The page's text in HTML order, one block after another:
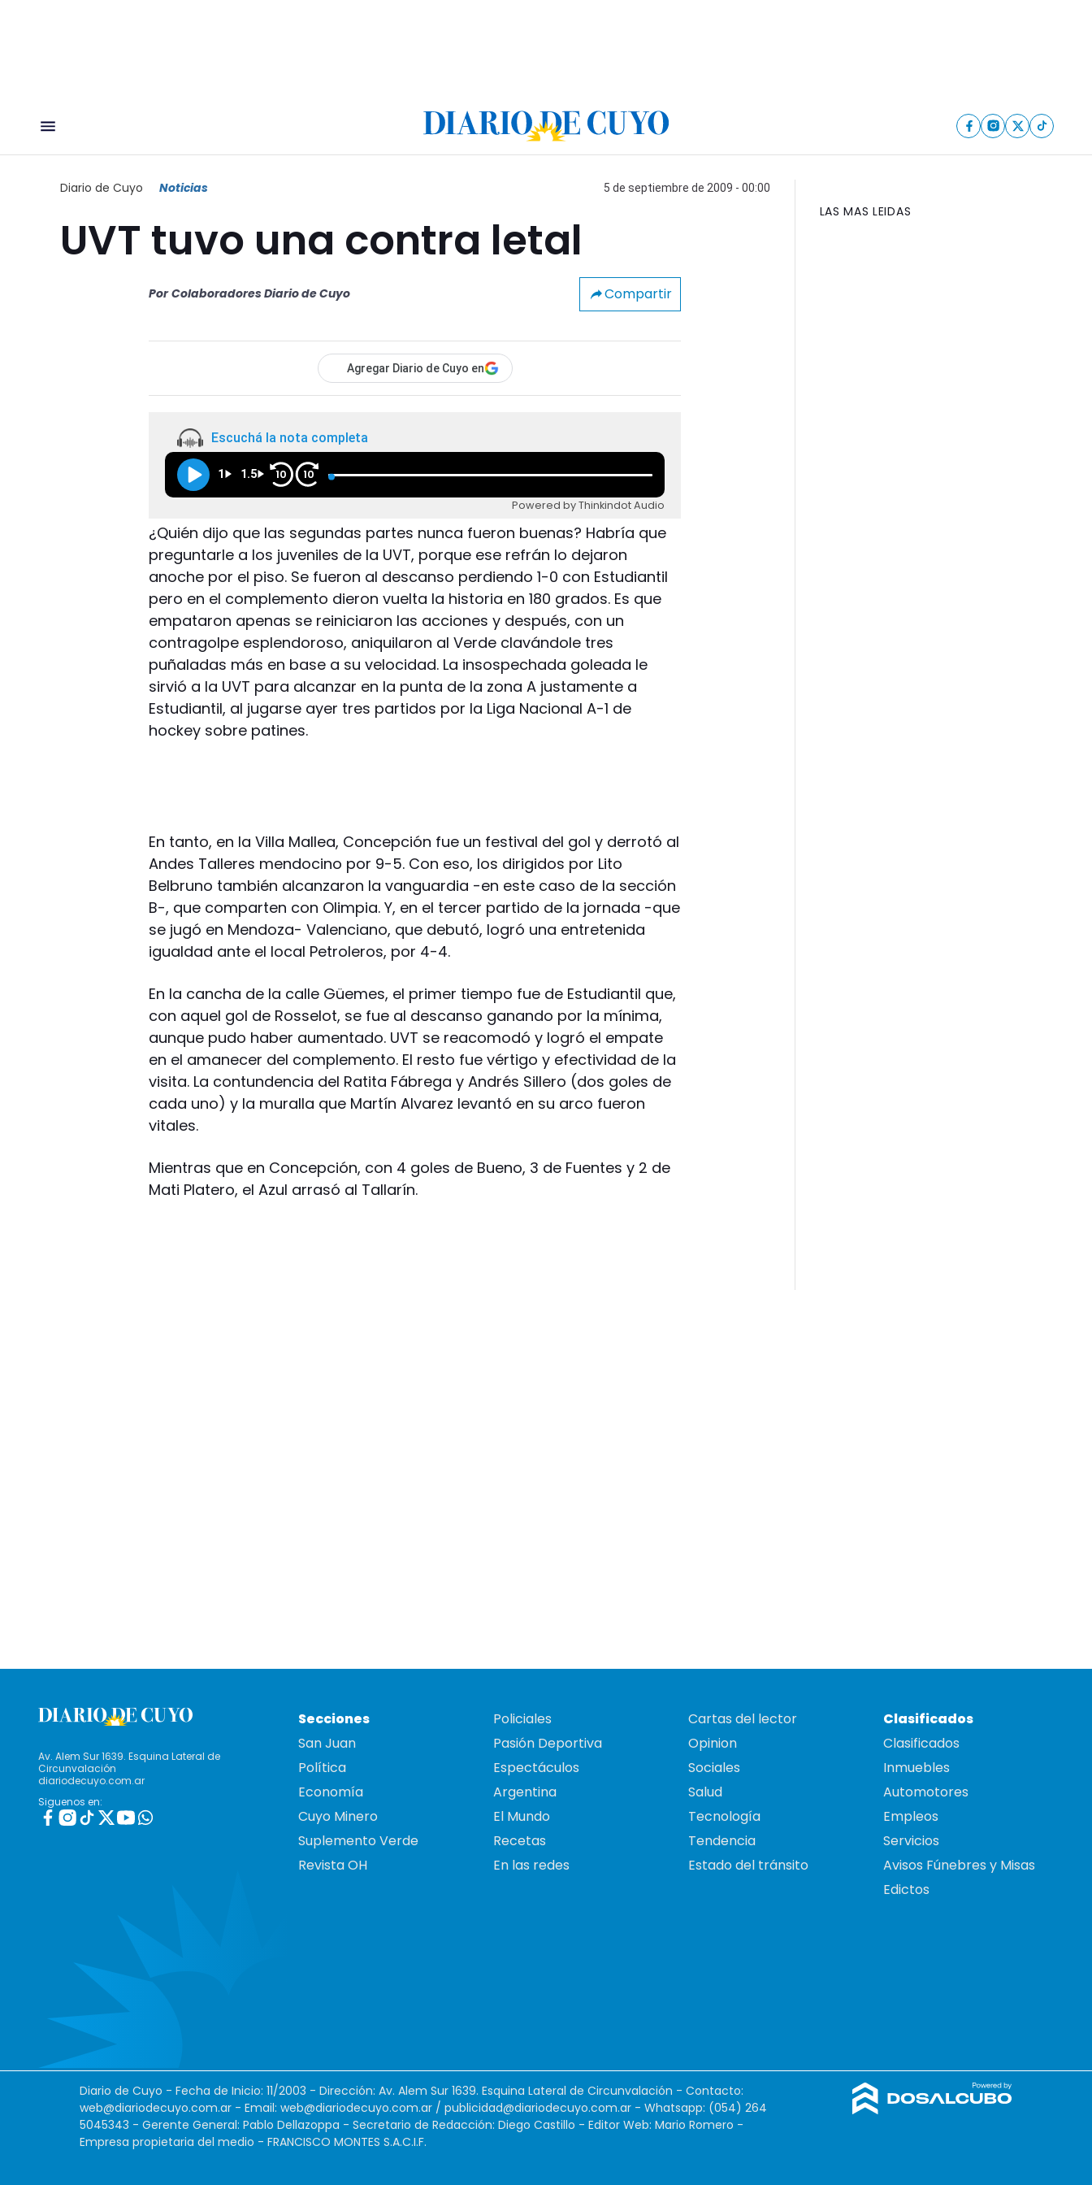
Diario de Cuyo Noticias 5 de septiembre de 2009 - 00:00
UVT tuvo una contra letal
Por Colaboradores Diario de Cuyo Compartir
Agregar Diario de Cuyo en
Escuchá la nota completa
1 1.5 10 10
Powered by Thinkindot Audio
¿Quién dijo que las segundas partes nunca fueron buenas? Habría que
preguntarle a los juveniles de la UVT, porque ese refrán lo dejaron
anoche por el piso. Se fueron al descanso perdiendo 1-0 con Estudiantil
pero en el complemento dieron vuelta la historia en 180 grados. Es que
empataron apenas se reiniciaron las acciones y después, con un
contragolpe esplendoroso, aniquilaron al Verde clavándole tres
puñaladas más en base a su velocidad. La insospechada goleada le
sirvió a la UVT para alcanzar en la punta de la zona A justamente a
Estudiantil, al jugarse ayer tres partidos por la Liga Nacional A-1 de
hockey sobre patines.
En tanto, en la Villa Mallea, Concepción fue un festival del gol y derrotó al
Andes Talleres mendocino por 9-5. Con eso, los dirigidos por Lito
Belbruno también alcanzaron la vanguardia -en este caso de la sección
B-, que comparten con Olimpia. Y, en el tercer partido de la jornada -que
se jugó en Mendoza- Valenciano, que debutó, logró una entretenida
igualdad ante el local Petroleros, por 4-4.
En la cancha de la calle Güemes, el primer tiempo fue de Estudiantil que,
con aquel gol de Rosselot, se fue al descanso ganando por la mínima,
aunque pudo haber aumentado. UVT se reacomodó y logró el empate
en el amanecer del complemento. El resto fue vértigo y efectividad de la
visita. La contundencia del Ratita Fábrega y Andrés Sillero (dos goles de
cada uno) y la muralla que Martín Alvarez levantó en su arco fueron
vitales.
Mientras que en Concepción, con 4 goles de Bueno, 3 de Fuentes y 2 de
Mati Platero, el Azul arrasó al Tallarín.
LAS MAS LEIDAS
Av. Alem Sur 1639. Esquina Lateral de
Circunvalación
diariodecuyo.com.ar
Siguenos en:
Secciones
San Juan
Política
Economía
Cuyo Minero
Suplemento Verde
Revista OH
Policiales
Pasión Deportiva
Espectáculos
Argentina
El Mundo
Recetas
En las redes
Cartas del lector
Opinion
Sociales
Salud
Tecnología
Tendencia
Estado del tránsito
Clasificados
Clasificados
Inmuebles
Automotores
Empleos
Servicios
Avisos Fúnebres y Misas
Edictos
Diario de Cuyo - Fecha de Inicio: 11/2003 - Dirección: Av. Alem Sur 1639. Esquina Lateral de Circunvalación - Contacto:
web@diariodecuyo.com.ar - Email: web@diariodecuyo.com.ar / publicidad@diariodecuyo.com.ar - Whatsapp: (054) 264
5045343 - Gerente General: Pablo Dellazoppa - Secretario de Redacción: Diego Castillo - Editor Web: Mario Romero -
Empresa propietaria del medio - FRANCISCO MONTES S.A.C.I.F.